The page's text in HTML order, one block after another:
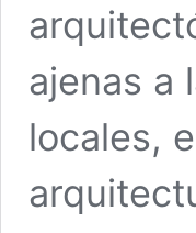
ajenas a
locales,